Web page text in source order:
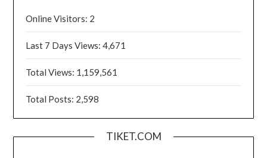
Online Visitors: 2
Last 7 Days Views:4,671
Total Views: 1,159,561
Total Posts: 2,598
TIKET.COM